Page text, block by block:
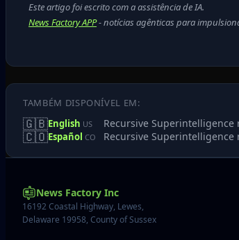
Este artigo foi escrito com a assistência de IA.
News Factory APP- notícias agênticas para
TAMBÉM DISPONÍVEL EM:
🇬🇧English US Recursive
🇨🇴Español CO Recursive
News Factory Inc
16192 Coastal Highway, Lewes,
Delaware 19958, County of Sussex